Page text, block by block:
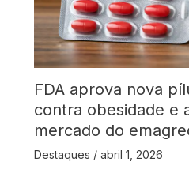
FDA aprova nova
contra obesidade e
mercado do
Destaques / abril 1, 2026